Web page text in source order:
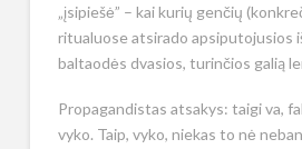
„įsipiešė” – kai kurių genčių
ritualuose atsirado apsiputojusios
baltaodės dvasios, turinčios galią
Propagandistas atsakys: taigi va,
vyko. Taip, vyko, niekas to nė